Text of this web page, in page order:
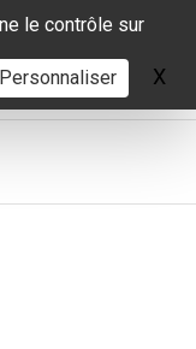
le contrôle sur
Personnaliser X